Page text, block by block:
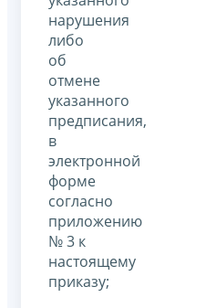
нарушения
либо
об
отмене
указанного
предписания,
в
электронной
форме
согласно
приложению
№ 3 к
настоящему
приказу;